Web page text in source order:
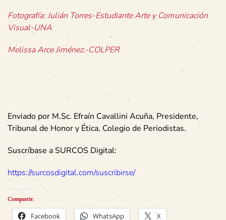
Fotografía: Julián Torres-Estudiante Arte y Comunicación
Visual-UNA
Melissa Arce Jiménez.-COLPER
Enviado por M.Sc. Efraín Cavallini Acuña, Presidente,
Tribunal de Honor y Ética, Colegio de Periodistas.
Suscríbase a SURCOS Digital:
https://surcosdigital.com/suscribirse/
Compartir:
Facebook WhatsApp X